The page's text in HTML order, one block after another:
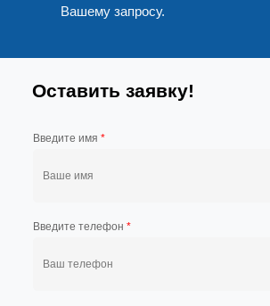
Вашему запросу.
Оставить заявку!
Введите имя *
Введите телефон *